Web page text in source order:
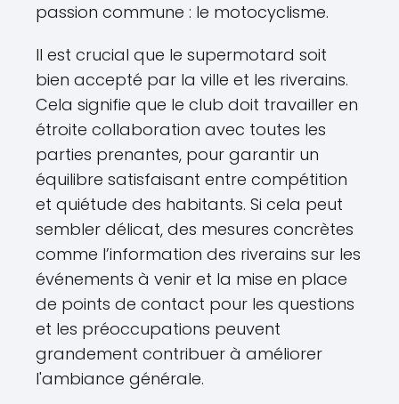
passion commune : le motocyclisme.
Il est crucial que le supermotard soit
bien accepté par la ville et les riverains.
Cela signifie que le club doit travailler en
étroite collaboration avec toutes les
parties prenantes, pour garantir un
équilibre satisfaisant entre compétition
et quiétude des habitants. Si cela peut
sembler délicat, des mesures concrètes
comme l’information des riverains sur les
événements à venir et la mise en place
de points de contact pour les questions
et les préoccupations peuvent
grandement contribuer à améliorer
l'ambiance générale.